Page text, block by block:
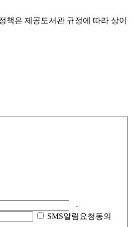
책은 제공도서관 규정에 따라 상이
-
SMS알림요청동의